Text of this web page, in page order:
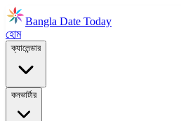
Bangla Date Today
হোম
ক্যালেন্ডার
কনভার্টার